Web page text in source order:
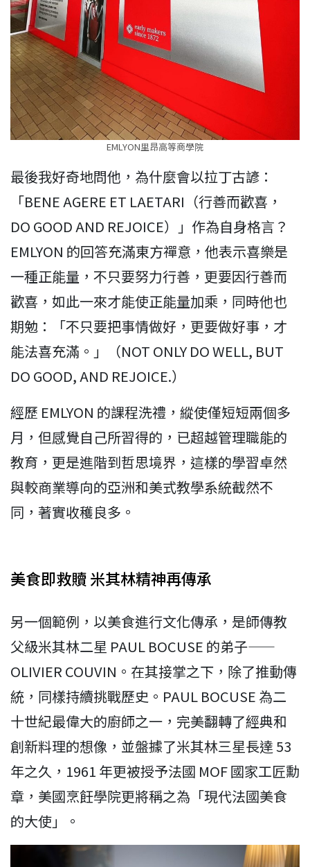
EMLYON里昂高等商學院
最後我好奇地問他，為什麼會以拉丁古諺：
「BENE AGERE ET LAETARI（行善而歡喜，
DO GOOD AND REJOICE）」作為自身格言？
EMLYON 的回答充滿東方禪意，他表示喜樂是
一種正能量，不只要努力行善，更要因行善而
歡喜，如此一來才能使正能量加乘，同時他也
期勉：「不只要把事情做好，更要做好事，才
能法喜充滿。」（NOT ONLY DO WELL, BUT
DO GOOD, AND REJOICE.）
經歷 EMLYON 的課程洗禮，縱使僅短短兩個多
月，但感覺自己所習得的，已超越管理職能的
教育，更是進階到哲思境界，這樣的學習卓然
與較商業導向的亞洲和美式教學系統截然不
同，著實收穫良多。
美食即救贖 米其林精神再傳承
另一個範例，以美食進行文化傳承，是師傳教
父級米其林二星 PAUL BOCUSE 的弟子——
OLIVIER COUVIN。在其接掌之下，除了推動傳
統，同樣持續挑戰歷史。PAUL BOCUSE 為二
十世紀最偉大的廚師之一，完美翻轉了經典和
創新料理的想像，並盤據了米其林三星長達 53
年之久，1961 年更被授予法國 MOF 國家工匠勳
章，美國烹飪學院更將稱之為「現代法國美食
的大使」。